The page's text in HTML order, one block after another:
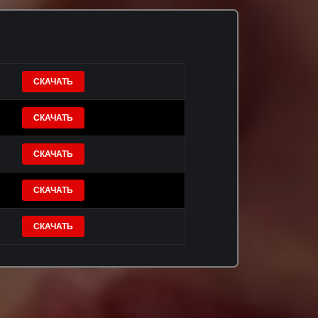
СКАЧАТЬ
СКАЧАТЬ
СКАЧАТЬ
СКАЧАТЬ
СКАЧАТЬ